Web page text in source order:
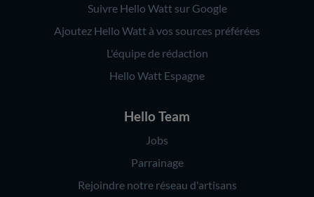
Suivre Hello Watt sur Google
Ajoutez Hello Watt à vos sources préférées
L'équipe de rédaction
Hello Watt Espagne
Hello Team
Jobs
Parrainage
Rejoindre notre réseau d'artisans